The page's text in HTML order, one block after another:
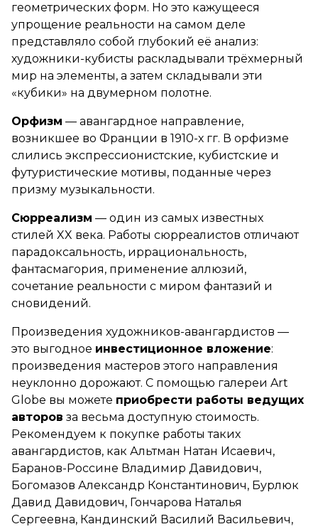
геометрических форм. Но это кажущееся
упрощение реальности на самом деле
представляло собой глубокий её анализ:
художники-кубисты раскладывали трёхмерный
мир на элементы, а затем складывали эти
«кубики» на двумерном полотне.
Орфизм — авангардное направление,
возникшее во Франции в 1910-х гг. В орфизме
слились экспрессионистские, кубистские и
футуристические мотивы, поданные через
призму музыкальности.
Сюрреализм — один из самых известных
стилей XX века. Работы сюрреалистов отличают
парадоксальность, иррациональность,
фантасмагория, применение аллюзий,
сочетание реальности с миром фантазий и
сновидений.
Произведения художников-авангардистов —
это выгодное инвестиционное вложение:
произведения мастеров этого направления
неуклонно дорожают. С помощью галереи Art
Globe вы можете приобрести работы ведущих
авторов за весьма доступную стоимость.
Рекомендуем к покупке работы таких
авангардистов, как Альтман Натан Исаевич,
Баранов-Россине Владимир Давидович,
Богомазов Александр Константинович, Бурлюк
Давид Давидович, Гончарова Наталья
Сергеевна, Кандинский Василий Васильевич,